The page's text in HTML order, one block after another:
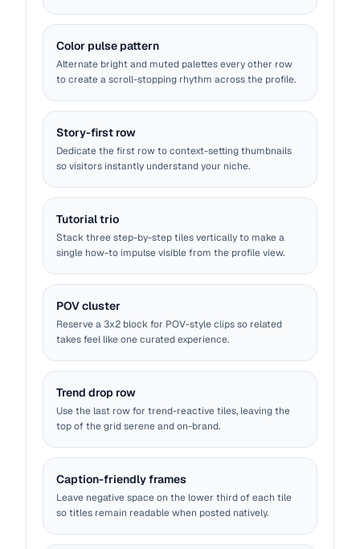
Color pulse pattern
Alternate bright and muted palettes every other row
to create a scroll-stopping rhythm across the profile.
Story-first row
Dedicate the first row to context-setting thumbnails
so visitors instantly understand your niche.
Tutorial trio
Stack three step-by-step tiles vertically to make a
single how-to impulse visible from the profile view.
POV cluster
Reserve a 3x2 block for POV-style clips so related
takes feel like one curated experience.
Trend drop row
Use the last row for trend-reactive tiles, leaving the
top of the grid serene and on-brand.
Caption-friendly frames
Leave negative space on the lower third of each tile
so titles remain readable when posted natively.